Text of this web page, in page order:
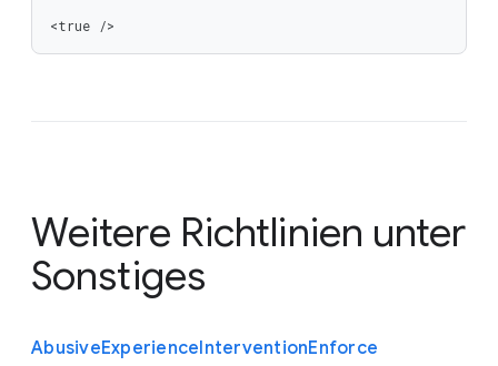
<true />
Weitere Richtlinien unter
Sonstiges
AbusiveExperienceInterventionEnforce